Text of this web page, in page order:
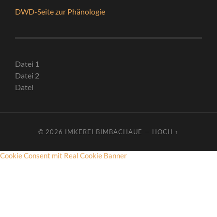
DWD-Seite zur Phänologie
Datei 1
Datei 2
Datei
© 2026 IMKEREI BIMBACHAUE — HOCH ↑
Cookie Consent mit Real Cookie Banner